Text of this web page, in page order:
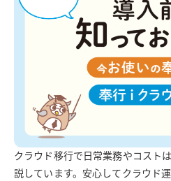
クラウド移行で日常業務やコスト
説しています。安心してクラウド